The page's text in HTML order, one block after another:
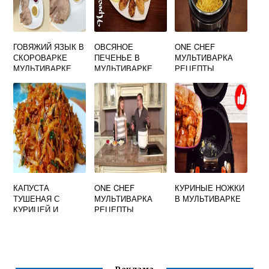
ГОВЯЖИЙ ЯЗЫК В
СКОРОВАРКЕ
МУЛЬТИВАРКЕ
ОВСЯНОЕ
ПЕЧЕНЬЕ В
МУЛЬТИВАРКЕ
ONE CHEF
МУЛЬТИВАРКА
РЕЦЕПТЫ
КАПУСТА
ТУШЕНАЯ С
КУРИЦЕЙ И
ONE CHEF
МУЛЬТИВАРКА
РЕЦЕПТЫ
КУРИНЫЕ НОЖКИ
В МУЛЬТИВАРКЕ